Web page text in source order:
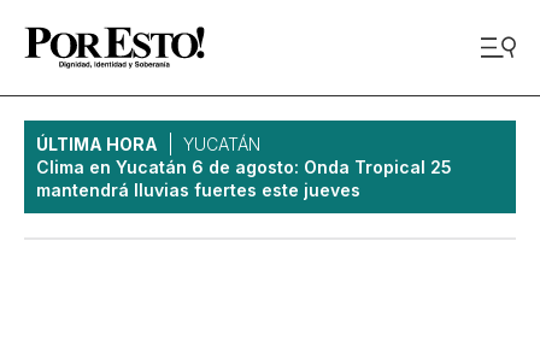
ÚLTIMA HORA
YUCATÁN
Clima en Yucatán 6 de agosto: Onda Tropical 25
mantendrá lluvias fuertes este jueves